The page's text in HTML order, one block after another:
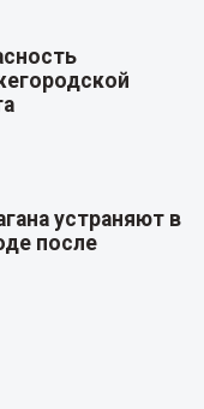
устраняют в
после